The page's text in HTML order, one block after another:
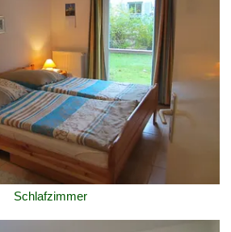
Schlafzimmer